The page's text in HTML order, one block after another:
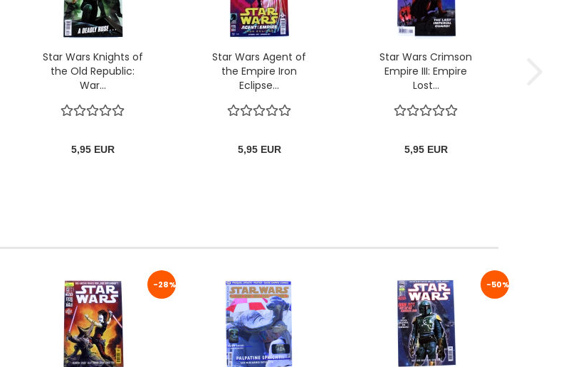
Star Wars Knights of
the Old Republic:
War...
5,95 EUR
Star Wars Agent of
the Empire Iron
Eclipse...
5,95 EUR
Star Wars Crimson
Empire III: Empire
Lost...
5,95 EUR
-28% -50%